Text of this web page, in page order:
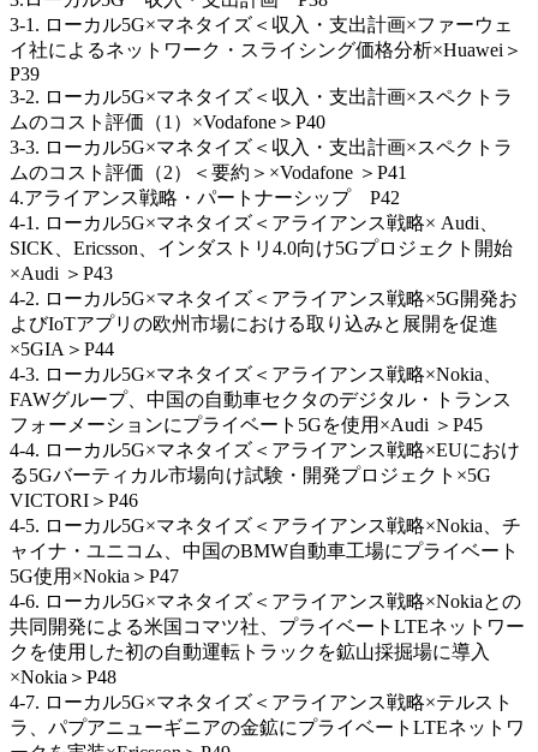
3-1. ローカル5G×マネタイズ＜収入・支出計画×ファーウェ
イ社によるネットワーク・スライシング価格分析×Huawei＞
P39
3-2. ローカル5G×マネタイズ＜収入・支出計画×スペクトラ
ムのコスト評価（1）×Vodafone＞P40
3-3. ローカル5G×マネタイズ＜収入・支出計画×スペクトラ
ムのコスト評価（2）＜要約＞×Vodafone ＞P41
4.アライアンス戦略・パートナーシップ P42
4-1. ローカル5G×マネタイズ＜アライアンス戦略× Audi、
SICK、Ericsson、インダストリ4.0向け5Gプロジェクト開始
×Audi ＞P43
4-2. ローカル5G×マネタイズ＜アライアンス戦略×5G開発お
よびIoTアプリの欧州市場における取り込みと展開を促進
×5GIA＞P44
4-3. ローカル5G×マネタイズ＜アライアンス戦略×Nokia、
FAWグループ、中国の自動車セクタのデジタル・トランス
フォーメーションにプライベート5Gを使用×Audi ＞P45
4-4. ローカル5G×マネタイズ＜アライアンス戦略×EUにおけ
る5Gバーティカル市場向け試験・開発プロジェクト×5G
VICTORI＞P46
4-5. ローカル5G×マネタイズ＜アライアンス戦略×Nokia、チ
ャイナ・ユニコム、中国のBMW自動車工場にプライベート
5G使用×Nokia＞P47
4-6. ローカル5G×マネタイズ＜アライアンス戦略×Nokiaとの
共同開発による米国コマツ社、プライベートLTEネットワー
クを使用した初の自動運転トラックを鉱山採掘場に導入
×Nokia＞P48
4-7. ローカル5G×マネタイズ＜アライアンス戦略×テルスト
ラ、パプアニューギニアの金鉱にプライベートLTEネットワ